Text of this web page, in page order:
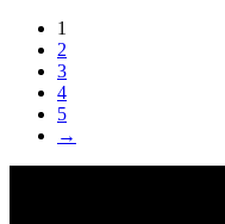
1
2
3
4
5
→